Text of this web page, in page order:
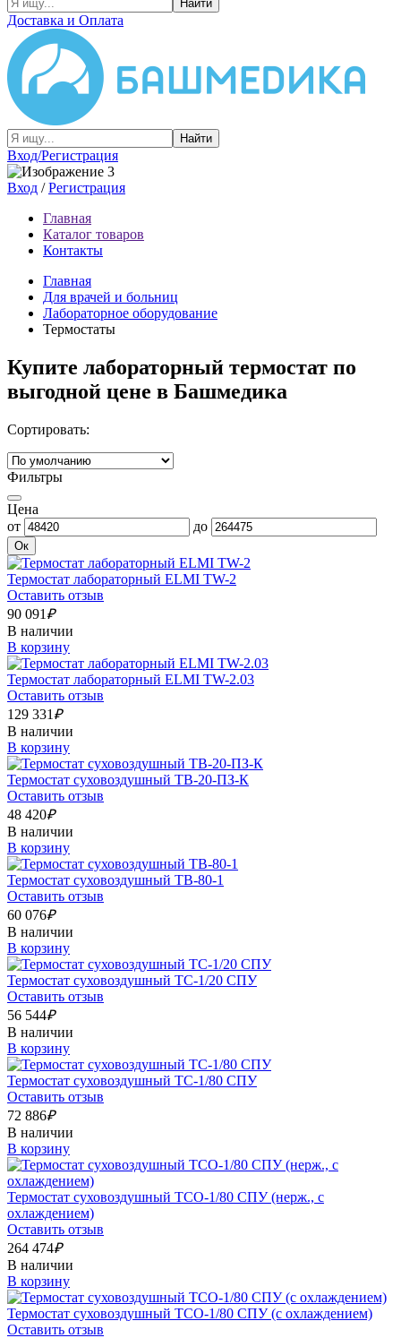
Найти
Доставка и Оплата
Найти
Вход/Регистрация
Вход /Регистрация
Главная
Каталог товаров
Контакты
Главная
Для врачей и больниц
Лабораторное оборудование
Термостаты
Купите лабораторный термостат по
выгодной цене в Башмедика
Сортировать:
Фильтры
Цена
от
до
Ок
Термостат лабораторный ELMI TW-2
Оставить отзыв
90 091₽
В наличии
В корзину
Термостат лабораторный ELMI TW-2.03
Оставить отзыв
129 331₽
В наличии
В корзину
Термостат суховоздушный ТВ-20-ПЗ-К
Оставить отзыв
48 420₽
В наличии
В корзину
Термостат суховоздушный ТВ-80-1
Оставить отзыв
60 076₽
В наличии
В корзину
Термостат суховоздушный ТС-1/20 СПУ
Оставить отзыв
56 544₽
В наличии
В корзину
Термостат суховоздушный ТС-1/80 СПУ
Оставить отзыв
72 886₽
В наличии
В корзину
Термостат суховоздушный ТСО-1/80 СПУ (нерж., с
охлаждением)
Оставить отзыв
264 474₽
В наличии
В корзину
Термостат суховоздушный ТСО-1/80 СПУ (с охлаждением)
Оставить отзыв